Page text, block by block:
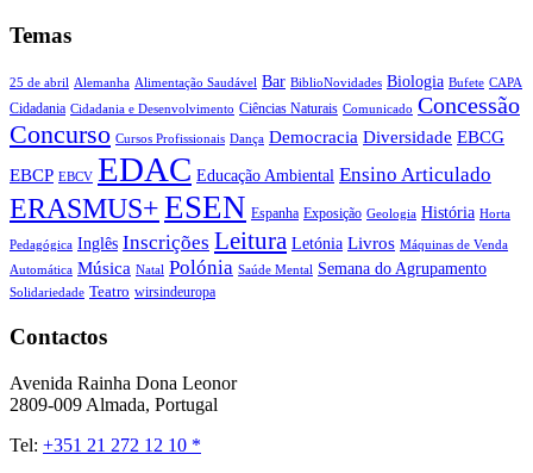
Temas
25 de abril Alemanha Alimentação Saudável Bar BiblioNovidades Biologia Bufete CAPA
Cidadania Cidadania e Desenvolvimento Ciências Naturais Comunicado Concessão
Concurso Cursos Profissionais Dança Democracia Diversidade EBCG
EBCP EBCV EDAC Educação Ambiental Ensino Articulado
ERASMUS+ESEN Espanha Exposição Geologia História Horta
Pedagógica Inglês Inscrições Leitura Letónia Livros Máquinas de Venda
Automática Música Natal Polónia Saúde Mental Semana do Agrupamento
Solidariedade Teatro wirsindeuropa
Contactos
Avenida Rainha Dona Leonor
2809-009 Almada, Portugal
Tel: +351 21 272 12 10 *